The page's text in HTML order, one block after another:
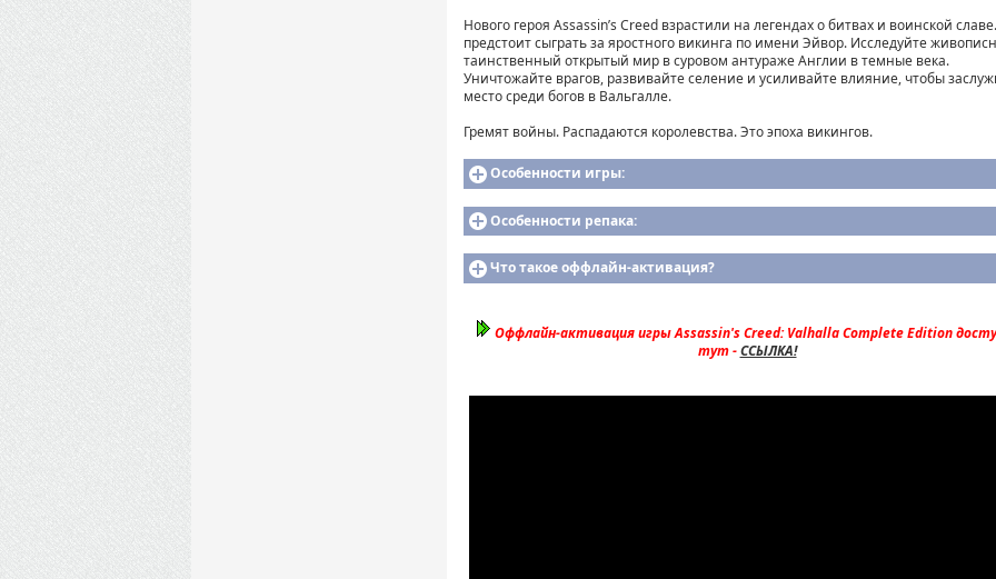
Нового героя Assassin’s Creed взрастили на легендах о битвах и воинской
предстоит сыграть за яростного викинга по имени Эйвор. Исследуйте
таинственный открытый мир в суровом антураже Англии в темные века.
Уничтожайте врагов, развивайте селение и усиливайте влияние, чтобы
место среди богов в Вальгалле.
Гремят войны. Распадаются королевства. Это эпоха викингов.
Особенности игры:
Особенности репака:
Что такое оффлайн-активация?
Оффлайн-активация игры Assassin's Creed: Valhalla Complete Edition
тут -ССЫЛКА!